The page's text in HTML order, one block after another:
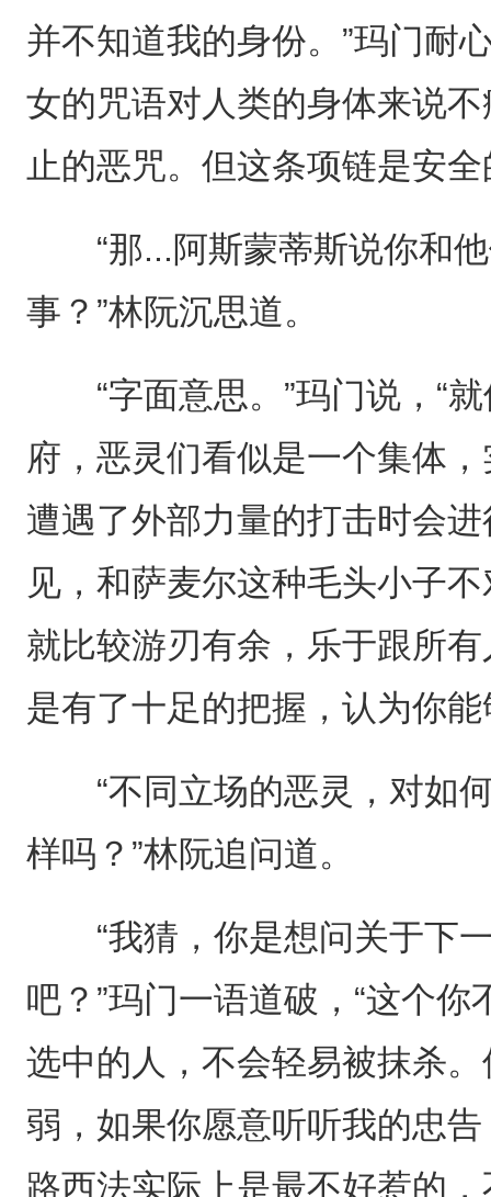
并不知道我的身份。”玛门耐
女的咒语对人类的身体来说
止的恶咒。但这条项链是安
“那...阿斯蒙蒂斯说你和他
事？”林阮沉思道。
“字面意思。”玛门说，“就
府，恶灵们看似是一个集体
遭遇了外部力量的打击时会
见，和萨麦尔这种毛头小子
就比较游刃有余，乐于跟所
是有了十足的把握，认为你能
“不同立场的恶灵，对如何
样吗？”林阮追问道。
“我猜，你是想问关于下一
吧？”玛门一语道破，“这个
选中的人，不会轻易被抹杀
弱，如果你愿意听听我的忠
路西法实际上是最不好惹的